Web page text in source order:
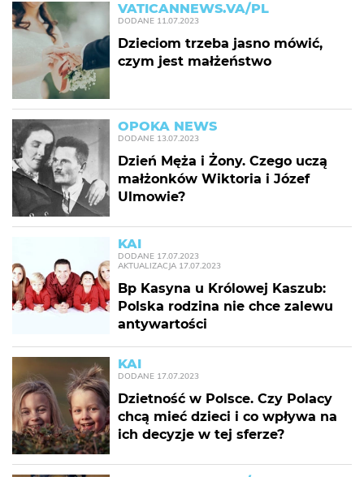
VATICANNEWS.VA/PL
DODANE 11.07.2023
Dzieciom trzeba jasno mówić,
czym jest małżeństwo
OPOKA NEWS
DODANE 13.07.2023
Dzień Męża i Żony. Czego uczą
małżonków Wiktoria i Józef
Ulmowie?
KAI
DODANE 17.07.2023
AKTUALIZACJA 17.07.2023
Bp Kasyna u Królowej Kaszub:
Polska rodzina nie chce zalewu
antywartości
KAI
DODANE 17.07.2023
Dzietność w Polsce. Czy Polacy
chcą mieć dzieci i co wpływa na
ich decyzje w tej sferze?